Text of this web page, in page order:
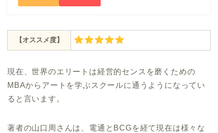
【オススメ度】
現在、世界のエリートは経営的センスを磨くための
MBAからアートを学ぶスクールに通うようになってい
ると言います。
著者の山口周さんは、電通とBCGを経て現在は様々な